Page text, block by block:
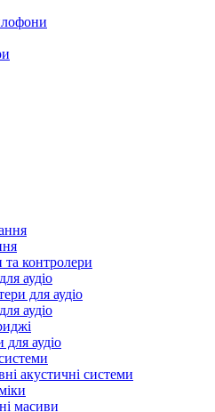
контролери
аудіо
для аудіо
аудіо
для аудіо
акустичні системи
масиви